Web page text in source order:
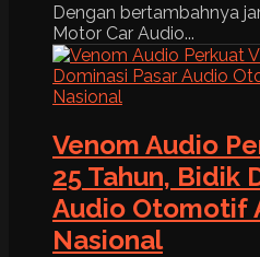
Dengan bertambahnya
Motor Car Audio...
Venom Audio
25 Tahun, Bidik
Audio Otomotif
Nasional